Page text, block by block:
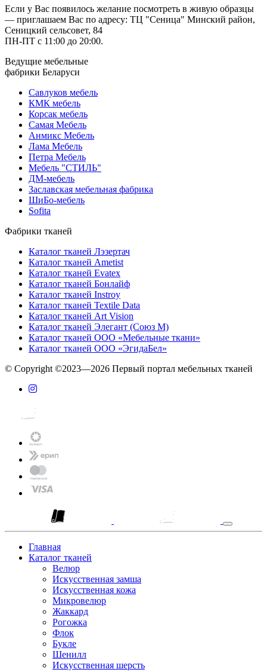
Если у Вас появилось желание посмотреть в живую образцы
— приглашаем Вас по адресу: ТЦ "Сеница" Минский район,
Сеницкий сельсовет, 84
ПН-ПТ с 11:00 до 20:00.
Ведущие мебельные
фабрики Беларуси
Савлуков мебель
КМК мебель
Корсак мебель
Самая Мебель
Анмикс Мебель
Лама Мебель
Петра Мебель
Мебель "СТИЛЬ"
ДМ-мебель
Заславская мебельная фабрика
ШиБо-мебель
Sofita
Фабрики тканей
Каталог тканей Лэзертач
Каталог тканей Ametist
Каталог тканей Evatex
Каталог тканей Бонлайф
Каталог тканей Instroy
Каталог тканей Textile Data
Каталог тканей Art Vision
Каталог тканей Элегант (Союз М)
Каталог тканей ООО «Мебельные ткани»
Каталог тканей ООО «ЭгидаБел»
© Copyright ©2023—2026 Первый портал мебельных тканей
Главная
Каталог тканей
Велюр
Искусственная замша
Искусственная кожа
Микровелюр
Жаккард
Рогожка
Флок
Букле
Шенилл
Искусственная шерсть